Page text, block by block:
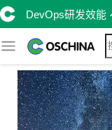
DevOps研发效能